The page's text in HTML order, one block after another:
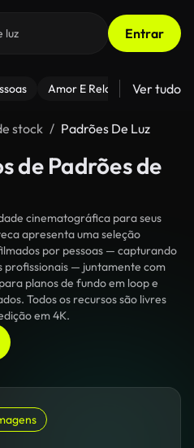
Entrar
Amor E Relacionamentos
Ver tudo
stock Padrões De Luz
de Padrões de
cinematográfica para seus
apresenta uma seleção
por pessoas — capturando
profissionais — juntamente com
planos de fundo em loop e
Todos os recursos são livres
em 4K.